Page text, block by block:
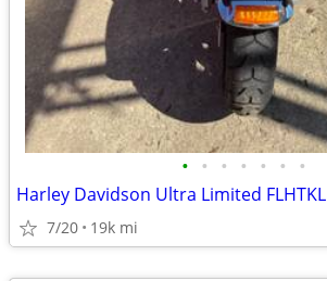
• • • • • • •
Harley Davidson Ultra Limited FLHTKL
7/20 19k mi